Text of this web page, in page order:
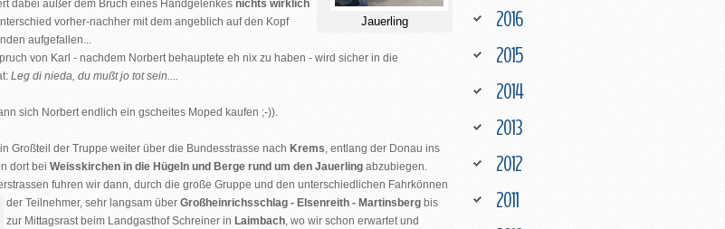
Jauerling
dabei außer dem Bruch eines Handgelenkes nichts wirklich
vorher-nachher mit dem angeblich auf den Kopf
aufgefallen...
von Karl - nachdem Norbert behauptete eh nix zu haben - wird sicher in die
Leg di nieda, du mußt jo tot sein....
sich Norbert endlich ein gscheites Moped kaufen ;-)).
Großteil der Truppe weiter über die Bundesstrasse nach Krems, entlang der Donau ins
dort bei Weisskirchen in die Hügeln und Berge rund um den Jauerling abzubiegen.
fuhren wir dann, durch die große Gruppe und den unterschiedlichen Fahrkönnen
der Teilnehmer, sehr langsam über Großheinrichsschlag - Elsenreith - Martinsberg bis
zur Mittagsrast beim Landgasthof Schreiner in Laimbach, wo wir schon erwartet und
2016
2015
2014
2013
2012
2011